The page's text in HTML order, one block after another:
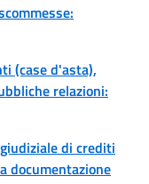
(case d'asta),
relazioni:
di crediti
documentazione